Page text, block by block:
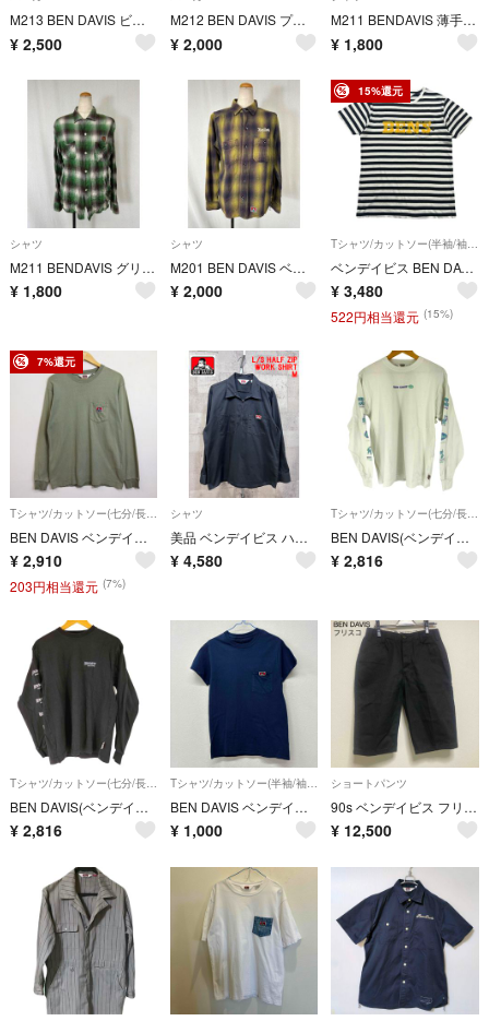
M213 BEN DAVIS ビッグロゴ プルオーバーパーカー
¥ 2,500
M212 BEN DAVIS プルオーバーパーカー
¥ 2,000
M211 BENDAVIS 薄手チェックシャツ
¥ 1,800
シャツ
M211 BENDAVIS グリーンチェックシャツ
¥ 1,800
シャツ
M201 BEN DAVIS ベンデイビス 刺繍デザイン長袖シャツ
¥ 2,000
15%還元
ベンデイビス BEN DAVIS Tシャツ 半袖 メンズ L ブラック ホワイト ボーダー 胸ポケット ロゴプリント クルーネック ポケT
¥ 3,480
522円相当還元 (15%)
7%還元
Tシャツ/カットソー(七分/長袖)
BEN DAVIS ベンデイビス 長袖 Tシャツ BASIC POCKET L/S TEE 胸ポケット ロゴ パッチ コットン カーキ系 M E299
¥ 2,910
203円相当還元 (7%)
シャツ
美品 ベンデイビス ハーフジップ長袖ワークシャツ M ブラック BEN DAVIS 50101
¥ 4,580
Tシャツ/カットソー(七分/長袖)
BEN DAVIS(ベンデイビス) ロゴ バックプリント 長袖 Tシャツ メンズ
¥ 2,816
Tシャツ/カットソー(七分/長袖)
BEN DAVIS(ベンデイビス) ロゴプリント 長袖 Tシャツ メンズ
¥ 2,816
Tシャツ/カットソー(半袖/袖なし)
BEN DAVIS ベンデイビス 半袖 Tシャツ ネイビー S あ75
¥ 1,000
ショートパンツ
90s ベンデイビス フリスコ ショーツ ブラック 黒 32 ハーフパンツ
¥ 12,500